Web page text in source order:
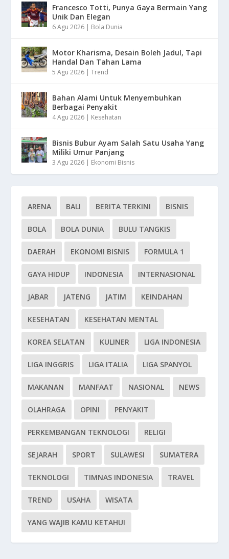
Francesco Totti, Punya Gaya Bermain Yang
Unik Dan Elegan
6 Agu 2026 | Bola Dunia
Motor Kharisma, Desain Boleh Jadul, Tapi
Handal Dan Tahan Lama
5 Agu 2026 |Trend
Bahan Alami Untuk Menyembuhkan
Berbagai Penyakit
4 Agu 2026 | Kesehatan
Bisnis Bubur Ayam Salah Satu Usaha Yang
Miliki Umur Panjang
3 Agu 2026 | Ekonomi Bisnis
ARENA BALI BERITA TERKINI BISNIS
BOLA BOLA DUNIA BULU TANGKIS
DAERAH EKONOMI BISNIS FORMULA 1
GAYA HIDUP INDONESIA INTERNASIONAL
JABAR JATENG JATIM KEINDAHAN
KESEHATAN KESEHATAN MENTAL
KOREA SELATAN KULINER LIGA INDONESIA
LIGA INGGRIS LIGA ITALIA LIGA SPANYOL
MAKANAN MANFAAT NASIONAL NEWS
OLAHRAGA OPINI PENYAKIT
PERKEMBANGAN TEKNOLOGI RELIGI
SEJARAH SPORT SULAWESI SUMATERA
TEKNOLOGI TIMNAS INDONESIA TRAVEL
TREND USAHA WISATA
YANG WAJIB KAMU KETAHUI